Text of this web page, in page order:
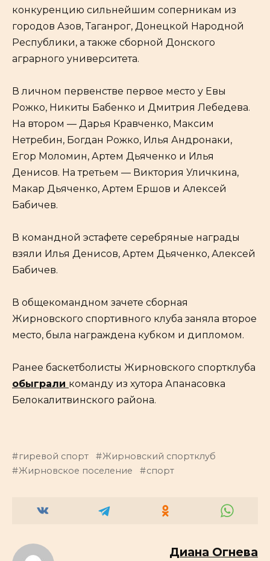
конкуренцию сильнейшим соперникам из
городов Азов, Таганрог, Донецкой Народной
Республики, а также сборной Донского
аграрного университета.
В личном первенстве первое место у Евы
Рожко, Никиты Бабенко и Дмитрия Лебедева.
На втором — Дарья Кравченко, Максим
Нетребин, Богдан Рожко, Илья Андронаки,
Егор Моломин, Артем Дьяченко и Илья
Денисов. На третьем — Виктория Уличкина,
Макар Дьяченко, Артем Ершов и Алексей
Бабичев.
В командной эстафете серебряные награды
взяли Илья Денисов, Артем Дьяченко, Алексей
Бабичев.
В общекомандном зачете сборная
Жирновского спортивного клуба заняла второе
место, была награждена кубком и дипломом.
Ранее баскетболисты Жирновского спортклуба
обыграли команду из хутора Апанасовка
Белокалитвинского района.
гиревой спорт
Жирновский спортклуб
Жирновское поселение
спорт
Диана Огнева